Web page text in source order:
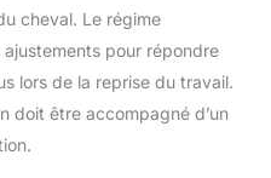
cheval. Le régime
pour répondre
lors de la reprise du travail.
doit être accompagné d’un